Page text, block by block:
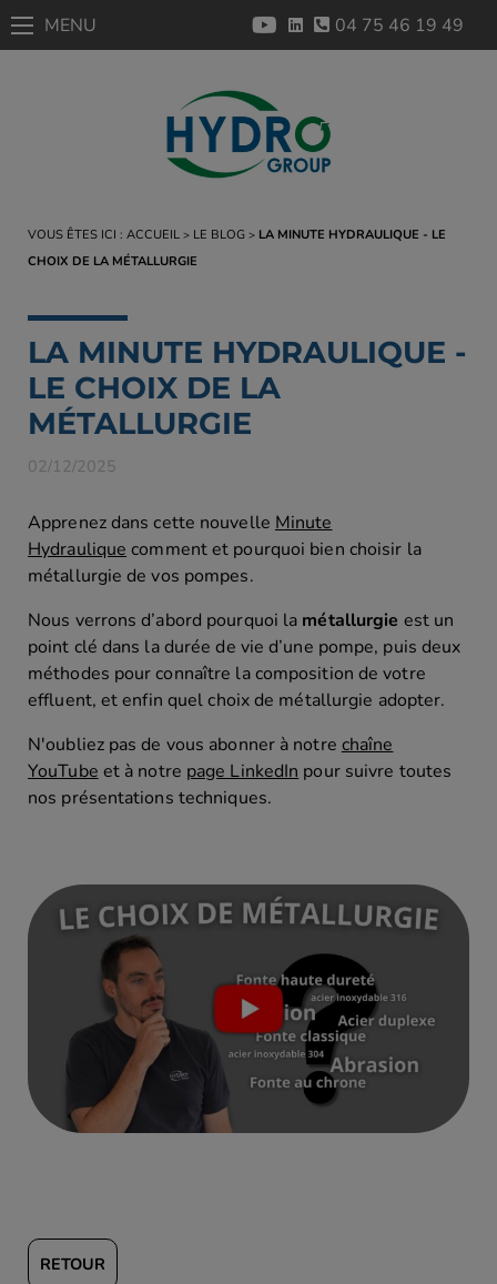
04 75 46 19 49
MENU
VOUS ÊTES ICI : ACCUEIL LE BLOG
LA MINUTE HYDRAULIQUE - LE
CHOIX DE LA MÉTALLURGIE
LA MINUTE HYDRAULIQUE -
LE CHOIX DE LA
MÉTALLURGIE
02/12/2025
Apprenezdans cette nouvelle Minute
Hydraulique comment et pourquoi bien choisir la
métallurgie de vos pompes.
Nous verrons d’abord pourquoi la métallurgie est un
point clé dans la durée de vie d’une pompe, puis deux
méthodes pour connaître la composition de votre
effluent, et enfin quel choix de métallurgie adopter.
N'oubliez pas de vous abonner à notre chaîne
YouTube et à notre page LinkedIn pour suivre toutes
nos présentations techniques.
RETOUR